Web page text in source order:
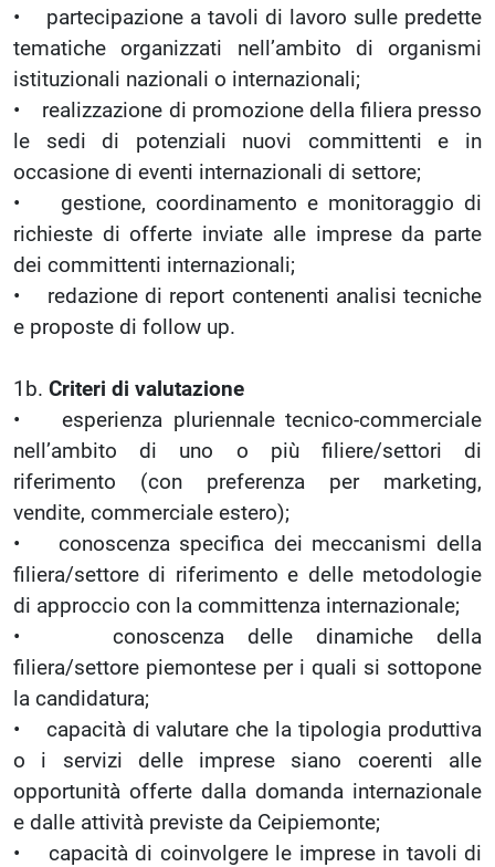
• partecipazione a tavoli di lavoro sulle predette
tematiche organizzati nell’ambito di organismi
istituzionali nazionali o internazionali;
• realizzazione di promozione della filiera presso
le sedi di potenziali nuovi committenti e in
occasione di eventi internazionali di settore;
• gestione, coordinamento e monitoraggio di
richieste di offerte inviate alle imprese da parte
dei committenti internazionali;
• redazione di report contenenti analisi tecniche
e proposte di follow up.
1b. Criteri di valutazione
• esperienza pluriennale tecnico-commerciale
nell’ambito di uno o più filiere/settori di
riferimento (con preferenza per marketing,
vendite, commerciale estero);
• conoscenza specifica dei meccanismi della
filiera/settore di riferimento e delle metodologie
di approccio con la committenza internazionale;
• conoscenza delle dinamiche della
filiera/settore piemontese per i quali si sottopone
la candidatura;
• capacità di valutare che la tipologia produttiva
o i servizi delle imprese siano coerenti alle
opportunità offerte dalla domanda internazionale
e dalle attività previste da Ceipiemonte;
• capacità di coinvolgere le imprese in tavoli di